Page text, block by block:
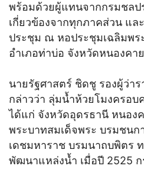
พร้อมด้วยผู้แทนจากกรมชลป
เกี่ยวข้องจากทุกภาคส่วน แล
ประชุม ณ หอประชุมเฉลิมพร
อำเภอท่าบ่อ จังหวัดหนองคาย
นายรัฐศาสตร์ ชิดชู รองผู้ว่า
กล่าวว่า ลุ่มน้ำห้วยโมงครอ
ได้แก่ จังหวัดอุดรธานี หนอง
พระบาทสมเด็จพระ บรมชน
เดชมหาราช บรมนาถบพิตร
พัฒนาแหล่งน้ำ เมื่อปี 2525